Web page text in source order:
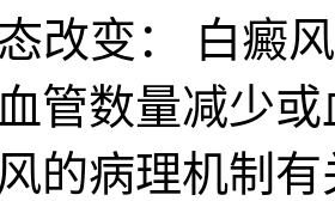
改变： 白癜
管数量减少
的病理机制有